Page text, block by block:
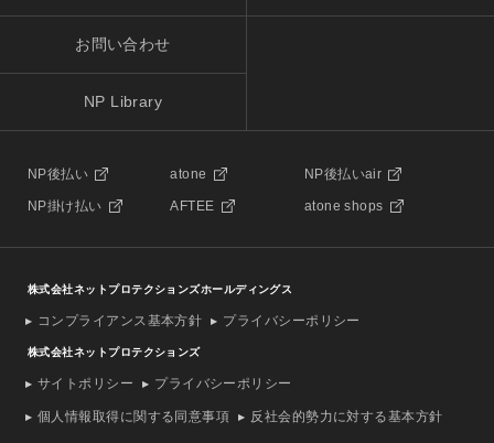
お問い合わせ
NP Library
NP後払い atone NP後払いair
NP掛け払い AFTEE atone shops
株式会社ネットプロテクションズホールディングス
コンプライアンス基本方針 プライバシーポリシー
株式会社ネットプロテクションズ
サイトポリシー プライバシーポリシー
個人情報取得に関する同意事項 反社会的勢力に対する基本方針